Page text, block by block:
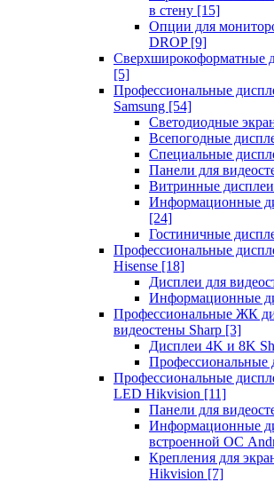
в стену [15]
Опции для
DROP [9]
Сверхширокоформатные
[5]
Профессиональные
Samsung [54]
Светодиодные
Всепогодные
Специальные
Панели для
Витринные дисплеи
Информационные
[24]
Гостиничные
Профессиональные
Hisense [18]
Дисплеи для
Информационные
Профессиональные ЖК
видеостены Sharp [3]
Дисплеи 4K и 8K
Профессиональные
Профессиональные
LED Hikvision [11]
Панели для
Информационные
встроенной ОС
Крепления для
Hikvision [7]